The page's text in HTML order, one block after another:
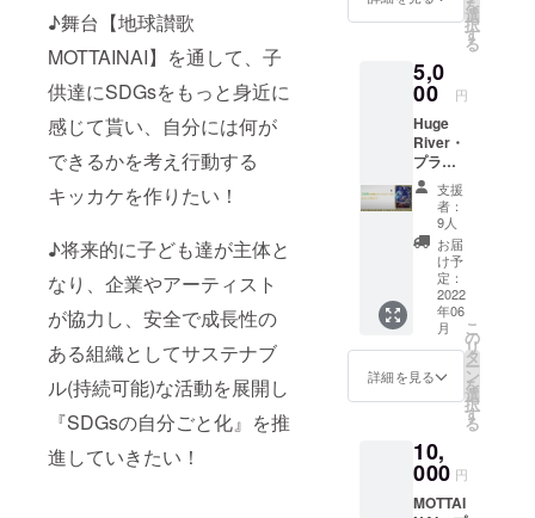
♪舞台【地球讃歌
MOTTAINAI】を通して、子
供達にSDGsをもっと身近に
感じて貰い、自分には何が
できるかを考え行動する
キッカケを作りたい！
♪将来的に子ども達が主体と
なり、企業やアーティスト
が協力し、安全で成長性の
ある組織としてサステナブ
ル(持続可能)な活動を展開し
『SDGsの自分ごと化』を推
進していきたい！
ル
MOTTAI
NAIオリ
ジナル
ロゴ入
りマス
ク × 1枚
※ご希望
のマス
クサイ
ズを
「備考
欄に」
ご記入
下さ
い。 記
入がな
い場
合、ラ
ンダム
らせて
頂きま
す。
を
選
択
す
る
5,0
00 円
Huge
River・
プラン
【5,000
円】
リター
ン内
容：
MOTTAI
NAI主催
からの
サンク
スメー
ル
MOTTAI
NAIオリ
ロゴ入
りハン
ドタオ
ル × 1枚
支援
者：
9人
お届
け予
定：
2022
年06
月
詳細を見る
こ
の
リ
タ
ー
ン
を
選
択
す
る
10,
000 円
MOTTAI